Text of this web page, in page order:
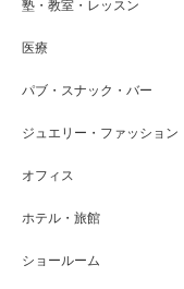
塾・教室・レッスン
医療
パブ・スナック・バー
ジュエリー・ファッション
オフィス
ホテル・旅館
ショールーム